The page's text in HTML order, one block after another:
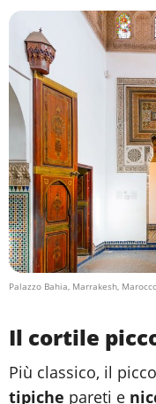
Palazzo Bahia, Marrakesh,
Il cortile
Più classico, il
tipiche pareti e